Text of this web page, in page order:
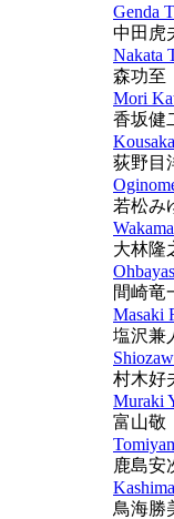
Genda
中田虎
Nakata
森功至
Mori
香坂健
荻野目
若松み
大林隆
間崎竜
Masaki
塩沢兼
村木好
Muraki
富山敬
鹿島安
鳥海勝